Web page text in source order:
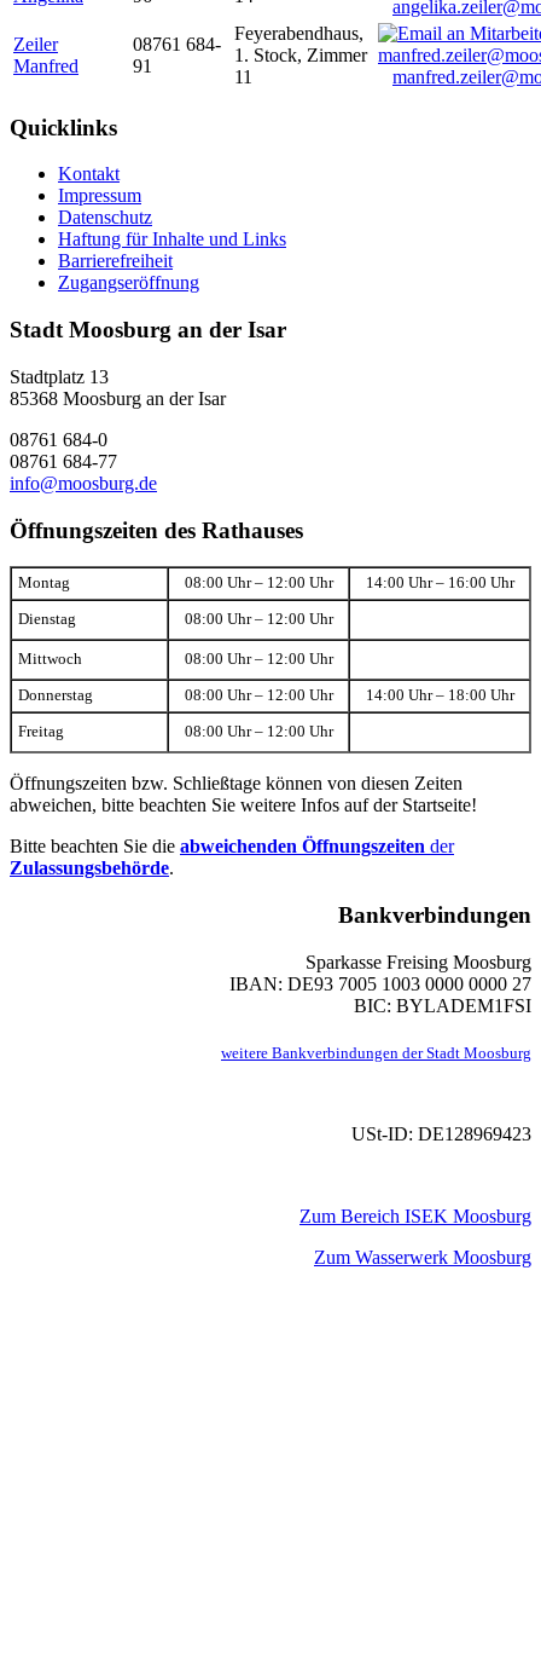
Zeiler
Manfred
08761 684-
91
Feyerabendhaus,
1. Stock, Zimmer
11
Quicklinks
Kontakt
Impressum
Datenschutz
Haftung für Inhalte und Links
Barrierefreiheit
Zugangseröffnung
Stadt Moosburg an der Isar
Stadtplatz 13
85368 Moosburg an der Isar
08761 684-0
08761 684-77
info@moosburg.de
Öffnungszeiten des Rathauses
Montag 08:00 Uhr – 12:00 Uhr 14:00 Uhr – 16:00 Uhr
Dienstag 08:00 Uhr – 12:00 Uhr
Mittwoch 08:00 Uhr – 12:00 Uhr
Donnerstag 08:00 Uhr – 12:00 Uhr 14:00 Uhr – 18:00 Uhr
Freitag 08:00 Uhr – 12:00 Uhr
Öffnungszeiten bzw. Schließtage können von diesen Zeiten
abweichen, bitte beachten Sie weitere Infos auf der Startseite!
Bitte beachten Sie die abweichenden Öffnungszeiten der
Zulassungsbehörde.
Bankverbindungen
Sparkasse Freising Moosburg
IBAN: DE93 7005 1003 0000 0000 27
BIC: BYLADEM1FSI
weitere Bankverbindungen der Stadt Moosburg
USt-ID: DE128969423
Zum Bereich ISEK Moosburg
Zum Wasserwerk Moosburg